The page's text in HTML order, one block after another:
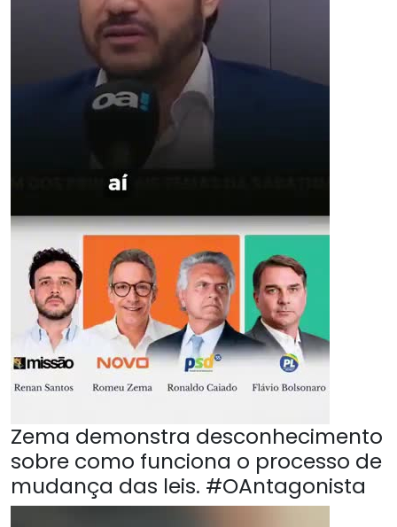
Zema demonstra desconhecimento
sobre como funciona o processo de
mudança das leis. #OAntagonista